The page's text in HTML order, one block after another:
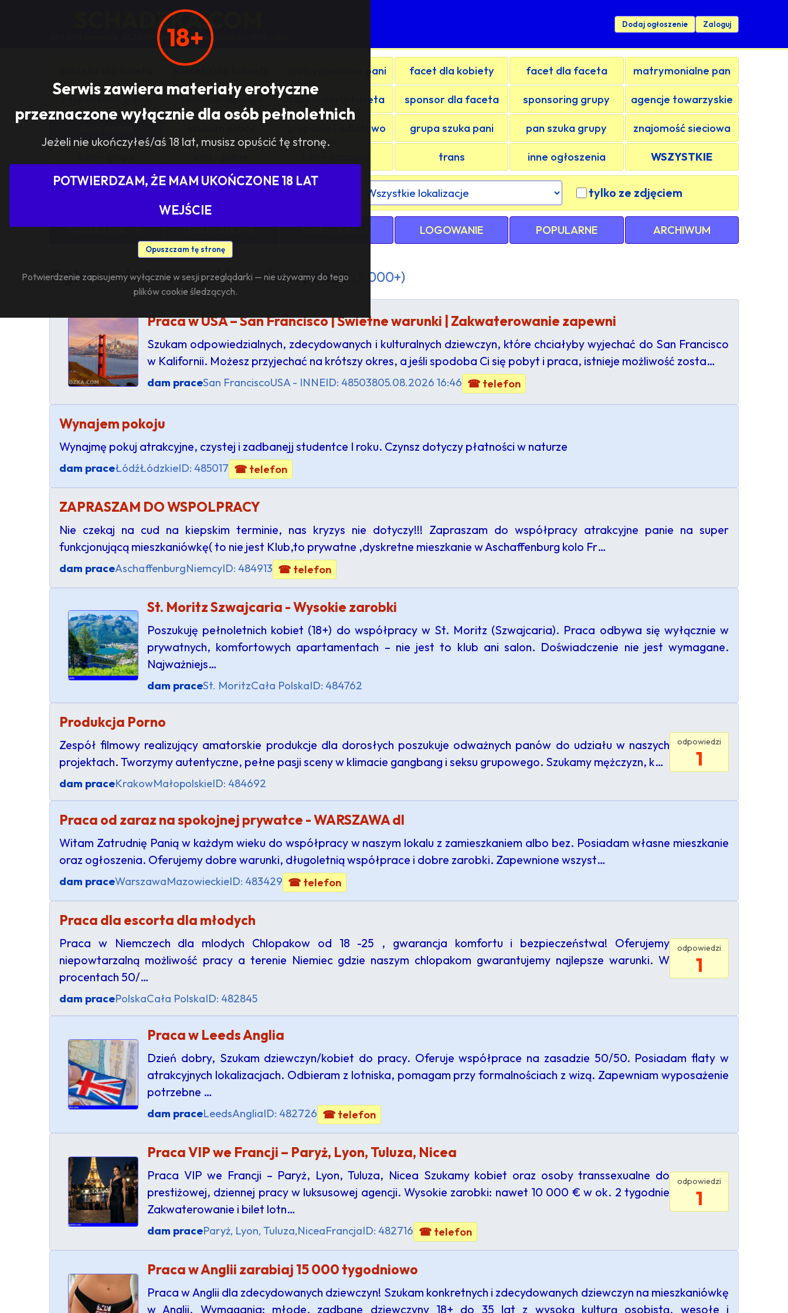
18+
Serwis zawiera materiały erotyczne
przeznaczone wyłącznie dla osób pełnoletnich
Jeżeli nie ukończyłeś/aś 18 lat, musisz opuścić tę stronę.
POTWIERDZAM, ŻE MAM UKOŃCZONE 18 LAT
WEJŚCIE
Opuszczam tę stronę
Potwierdzenie zapisujemy wyłącznie w sesji przeglądarki — nie używamy do tego
plików cookie śledzących.
SCHADZKA.COM
267 058 anonsów, 352 029 użytkowników, działa od 1998 roku
Dodaj ogłoszenie Zaloguj
matrymonialne pani facet dla kobiety facet dla faceta matrymonialne pan
sponsor dla pani zasponsoruj faceta sponsor dla faceta sponsoring grupy agencje towarzyskie
grupowo i odlotowo grupa szuka pani pan szuka grupy znajomość sieciowa
trans inne ogłoszenia WSZYSTKIE
Pokaż tylko ogłoszenia z województwa / kraju: tylko ze zdjęciem
DODAJ ANONS USUŃ ANONS REJESTRACJA LOGOWANIE POPULARNE ARCHIWUM
Ogłoszenia towarzyskie — dam prace (5 000+)
Praca w USA – San Francisco | Świetne warunki | Zakwaterowanie zapewni
Szukam odpowiedzialnych, zdecydowanych i kulturalnych dziewczyn, które chciałyby wyjechać do San Francisco
w Kalifornii. Możesz przyjechać na krótszy okres, a jeśli spodoba Ci się pobyt i praca, istnieje możliwość zosta…
dam praceSan FranciscoUSA - INNEID: 48503805.08.2026 16:46 ☎ telefon
Wynajem pokoju
Wynajmę pokuj atrakcyjne, czystej i zadbanejj studentce I roku. Czynsz dotyczy płatności w naturze
dam praceŁódźŁódzkieID: 485017 ☎ telefon
ZAPRASZAM DO WSPOLPRACY
Nie czekaj na cud na kiepskim terminie, nas kryzys nie dotyczy!!! Zapraszam do współpracy atrakcyjne panie na super
funkcjonującą mieszkaniówkę( to nie jest Klub,to prywatne ,dyskretne mieszkanie w Aschaffenburg kolo Fr…
dam praceAschaffenburgNiemcyID: 484913 ☎ telefon
St. Moritz Szwajcaria - Wysokie zarobki
Poszukuję pełnoletnich kobiet (18+) do współpracy w St. Moritz (Szwajcaria). Praca odbywa się wyłącznie w
prywatnych, komfortowych apartamentach – nie jest to klub ani salon. Doświadczenie nie jest wymagane.
Najważniejs…
dam praceSt. MoritzCała PolskaID: 484762
Produkcja Porno
Zespół filmowy realizujący amatorskie produkcje dla dorosłych poszukuje odważnych panów do udziału w naszych
projektach. Tworzymy autentyczne, pełne pasji sceny w klimacie gangbang i seksu grupowego. Szukamy mężczyzn, k…
dam praceKrakowMałopolskieID: 484692
odpowiedzi
1
Praca od zaraz na spokojnej prywatce - WARSZAWA dl
Witam Zatrudnię Panią w każdym wieku do współpracy w naszym lokalu z zamieszkaniem albo bez. Posiadam własne mieszkanie
oraz ogłoszenia. Oferujemy dobre warunki, długoletnią współprace i dobre zarobki. Zapewnione wszyst…
dam praceWarszawaMazowieckieID: 483429 ☎ telefon
Praca dla escorta dla młodych
Praca w Niemczech dla mlodych Chlopakow od 18 -25 , gwarancja komfortu i bezpieczeństwa! Oferujemy
niepowtarzalną możliwość pracy a terenie Niemiec gdzie naszym chlopakom gwarantujemy najlepsze warunki. W
procentach 50/…
dam pracePolskaCała PolskaID: 482845
odpowiedzi
1
Praca w Leeds Anglia
Dzień dobry, Szukam dziewczyn/kobiet do pracy. Oferuje współprace na zasadzie 50/50. Posiadam flaty w
atrakcyjnych lokalizacjach. Odbieram z lotniska, pomagam przy formalnościach z wizą. Zapewniam wyposażenie
potrzebne …
dam praceLeedsAngliaID: 482726 ☎ telefon
Praca VIP we Francji – Paryż, Lyon, Tuluza, Nicea
Praca VIP we Francji – Paryż, Lyon, Tuluza, Nicea Szukamy kobiet oraz osoby transsexualne do
prestiżowej, dziennej pracy w luksusowej agencji. Wysokie zarobki: nawet 10 000 € w ok. 2 tygodnie
Zakwaterowanie i bilet lotn…
dam praceParyż, Lyon, Tuluza,NiceaFrancjaID: 482716 ☎ telefon
odpowiedzi
1
Praca w Anglii zarabiaj 15 000 tygodniowo
Praca w Anglii dla zdecydowanych dziewczyn! Szukam konkretnych i zdecydowanych dziewczyn na mieszkaniówkę
w Anglii. Wymagania: młode, zadbane dziewczyny 18+ do 35 lat z wysoką kulturą osobistą, wesołe i